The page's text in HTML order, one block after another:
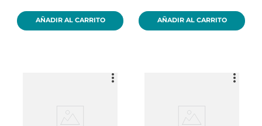
AÑADIR AL CARRITO AÑADIR AL CARRITO